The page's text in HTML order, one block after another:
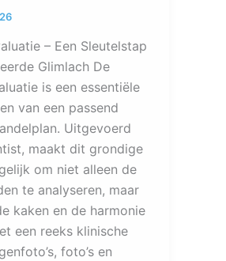
– Een Sleutelstap
Glimlach De
is een essentiële
van een passend
Uitgevoerd
maakt dit grondige
om niet alleen de
te analyseren, maar
kaken en de harmonie
een reeks klinische
foto’s en